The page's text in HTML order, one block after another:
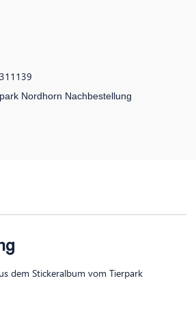
Nordhorn Nachbestellung
dem Stickeralbum vom Tierpark